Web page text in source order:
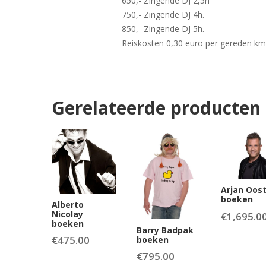
750,- Zingende DJ 4h.
850,- Zingende DJ 5h.
Reiskosten 0,30 euro per gereden
Gerelateerde producten
Alberto
Nicolay
boeken
€475.00
Barry Badpak
boeken
€795.00
Arjan
boeken
€